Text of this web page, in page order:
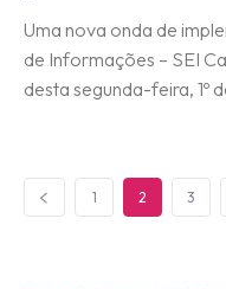
Uma nova onda de
de Informações – SEI
desta segunda-feira, 1º
1 2 3